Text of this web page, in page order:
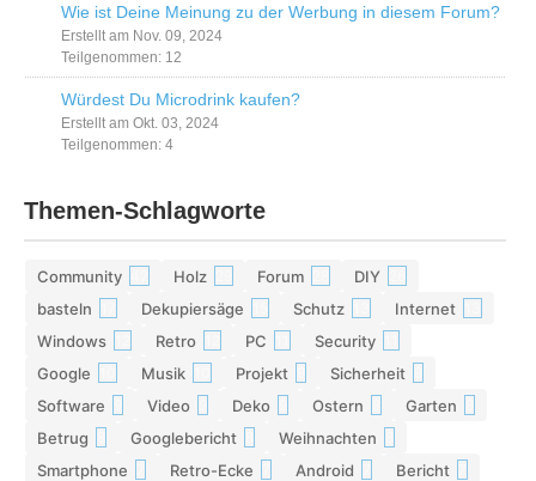
Wie ist Deine Meinung zu der Werbung in diesem Forum?
Erstellt am Nov. 09, 2024
Teilgenommen: 12
Würdest Du Microdrink kaufen?
Erstellt am Okt. 03, 2024
Teilgenommen: 4
Themen-Schlagworte
Community Holz Forum DIY
basteln Dekupiersäge Schutz Internet
Windows Retro PC Security
Google Musik Projekt Sicherheit
Software Video Deko Ostern Garten
Betrug Googlebericht Weihnachten
Smartphone Retro-Ecke Android Bericht